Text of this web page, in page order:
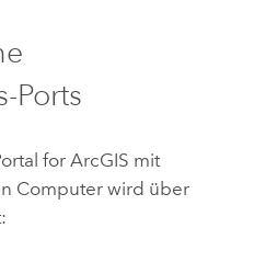
Ports
for ArcGIS mit
Computer wird über